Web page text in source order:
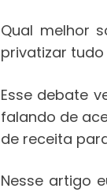
Qual melhor
privatizar tudo
Esse debate
falando de
de receita
Nesse artigo